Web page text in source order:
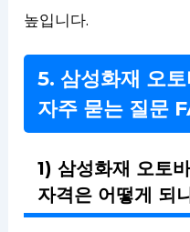
높입니다.
5. 삼성화재 오
자주 묻는 질문
1) 삼성화재 오토
자격은 어떻게 되